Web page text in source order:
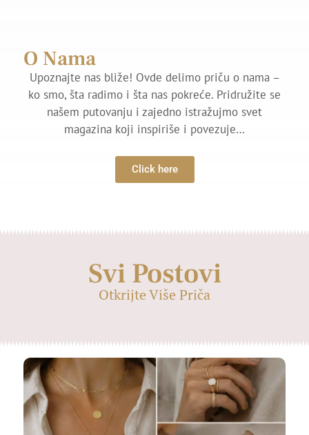
O Nama
Upoznajte nas bliže! Ovde delimo priču o nama –
ko smo, šta radimo i šta nas pokreće. Pridružite se
našem putovanju i zajedno istražujmo svet
magazina koji inspiriše i povezuje…
Click here
Svi Postovi
Otkrijte Više Priča